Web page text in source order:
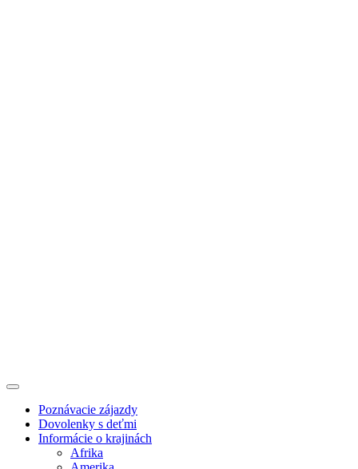
Poznávacie zájazdy
Dovolenky s deťmi
Informácie o krajinách
Afrika